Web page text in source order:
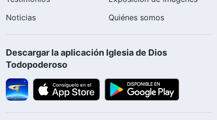
Noticias
Quiénes somos
Descargar la aplicación Iglesia de Dios
Todopoderoso